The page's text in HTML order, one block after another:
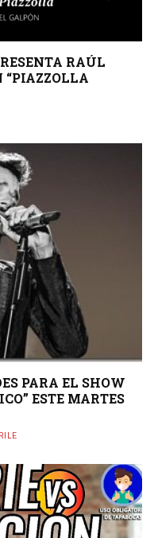
RAÚL
“PIAZZOLLA
PARA EL SHOW
ESTE MARTES